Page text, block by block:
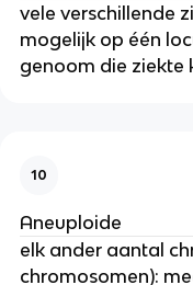
vele verschillende
mogelijk op één
genoom die ziekte
10
Aneuploide
elk ander aantal
chromosomen):